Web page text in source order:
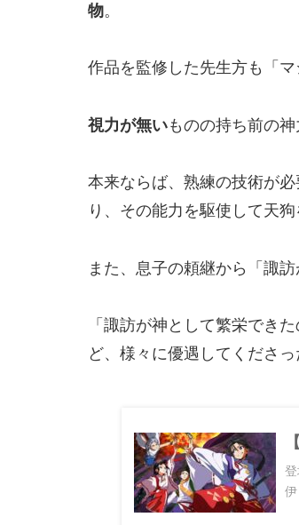
物。
作品を監修した先生方も「
視力が無いものの持ち前の
本来ならば、熟練の技術が必
り、その能力を駆使して天狗
また、息子の頼継から「諏
「諏訪が神として繁栄でき
ど、様々に優遇してくださっ